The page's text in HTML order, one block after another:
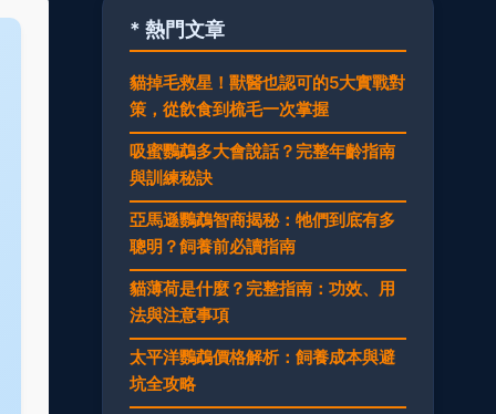
* 熱門文章
貓掉毛救星！獸醫也認可的5大實戰對
策，從飲食到梳毛一次掌握
吸蜜鸚鵡多大會說話？完整年齡指南
與訓練秘訣
亞馬遜鸚鵡智商揭秘：牠們到底有多
聰明？飼養前必讀指南
貓薄荷是什麼？完整指南：功效、用
法與注意事項
太平洋鸚鵡價格解析：飼養成本與避
坑全攻略